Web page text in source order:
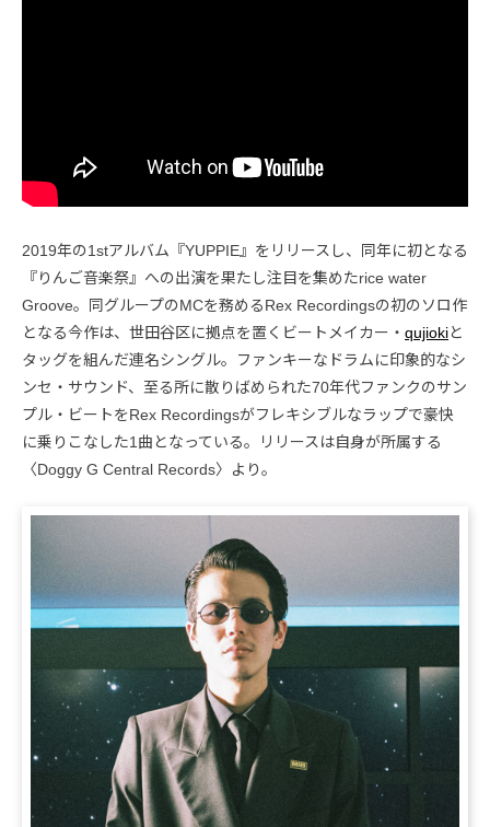
2019年の1stアルバム『YUPPIE』をリリースし、同年に初となる
『りんご音楽祭』への出演を果たし注目を集めたrice water
Groove。同グループのMCを務めるRex Recordingsの初のソロ作
となる今作は、世田谷区に拠点を置くビートメイカー・ qujiokiと
タッグを組んだ連名シングル。ファンキーなドラムに印象的なシ
ンセ・サウンド、至る所に散りばめられた70年代ファンクのサン
プル・ビートをRex Recordingsがフレキシブルなラップで豪快
に乗りこなした1曲となっている。リリースは自身が所属する
〈Doggy G Central Records〉より。